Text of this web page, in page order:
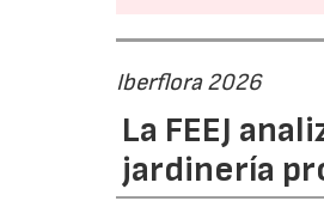
Iberflora 2026
La FEEJ
jardinería